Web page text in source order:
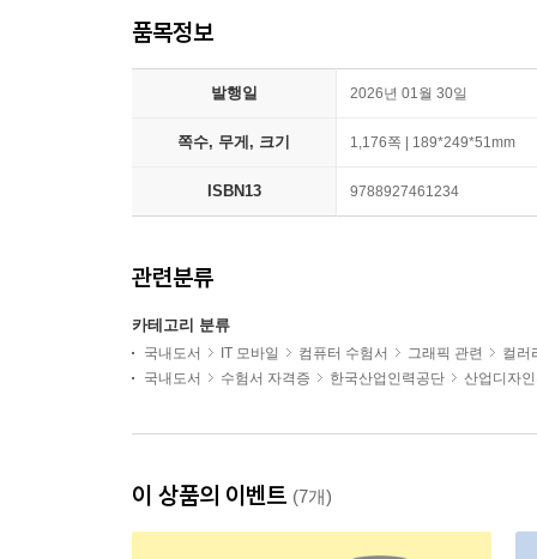
품목정보
발행일 2026년 01월 30일
쪽수, 무게, 크기 1,176쪽 | 189*249*51mm
ISBN13 9788927461234
관련분류
카테고리 분류
국내도서 IT 모바일 컴퓨터 수험서 그래픽 관련
컬러
국내도서
수험서 자격증 한국산업인력공단 산업디자
이 상품의 이벤트 (7개)